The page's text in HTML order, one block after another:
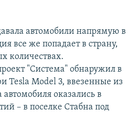
автомобили напрямую в
все же попадает в страну,
количествах.
"Система" обнаружил в
Tesla Model 3, ввезенные из
автомобиля оказались в
– в поселке Стабна под